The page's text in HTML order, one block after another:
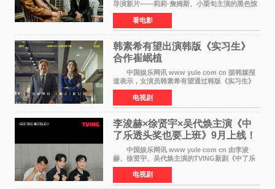
导演新片——莉莉·詹姆斯、小栗旬主演的黑色惊
悚电影《坏中尉：东京》首曝剧照。继阿贝尔·费
拉拉&times;哈威·凯特尔的1992年《坏中尉》和
沃纳·赫
看电影
韩素希有望出演韩版《实习生》
合作崔岷植
中国娱乐网讯 www yule com cn 据韩媒报
道表示，女演员韩素希有望通过韩版《实习生》
回归荧幕，合作前辈演员崔岷植。 根据消息
表示，演员韩素希目前已经结束了电视剧《Y计
划》的拍摄工
电视剧
李浚赫×徐贤宇×吴代焕主演《中
了乐透头奖也要上班》9月上线！
TVING先网后台
中国娱乐网讯 www yule com cn 由李浚
赫、徐贤宇、吴代焕主演的TVING新剧《中了乐
透头奖也要上班》定档9月10日播出，随后于9月
14日起登陆tvN月火档，实现先网后台双平台播出
模式。 本剧改
电视剧